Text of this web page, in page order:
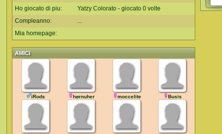
Ho giocato di piu:
Yatzy Colorato - giocato 0 volte
Compleanno:
...
Mia homepage:
AMICI
iRods hørnuher moccelite Busis